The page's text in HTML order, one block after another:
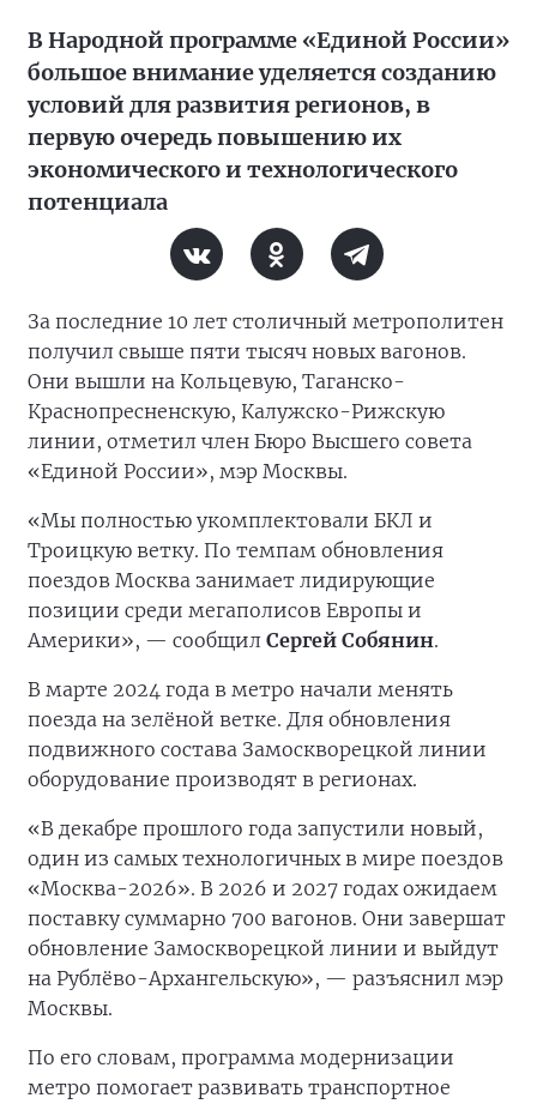
В Народной программе «Единой России»
большое внимание уделяется созданию
условий для развития регионов, в
первую очередь повышению их
экономического и технологического
потенциала
За последние 10 лет столичный метрополитен
получил свыше пяти тысяч новых вагонов.
Они вышли на Кольцевую, Таганско-
Краснопресненскую, Калужско-Рижскую
линии, отметил член Бюро Высшего совета
«Единой России», мэр Москвы.
«Мы полностью укомплектовали БКЛ и
Троицкую ветку. По темпам обновления
поездов Москва занимает лидирующие
позиции среди мегаполисов Европы и
Америки», — сообщил Сергей Собянин.
В марте 2024 года в метро начали менять
поезда на зелёной ветке. Для обновления
подвижного состава Замоскворецкой линии
оборудование производят в регионах.
«В декабре прошлого года запустили новый,
один из самых технологичных в мире поездов
«Москва-2026». В 2026 и 2027 годах ожидаем
поставку суммарно 700 вагонов. Они завершат
обновление Замоскворецкой линии и выйдут
на Рублёво-Архангельскую», — разъяснил мэр
Москвы.
По его словам, программа модернизации
метро помогает развивать транспортное